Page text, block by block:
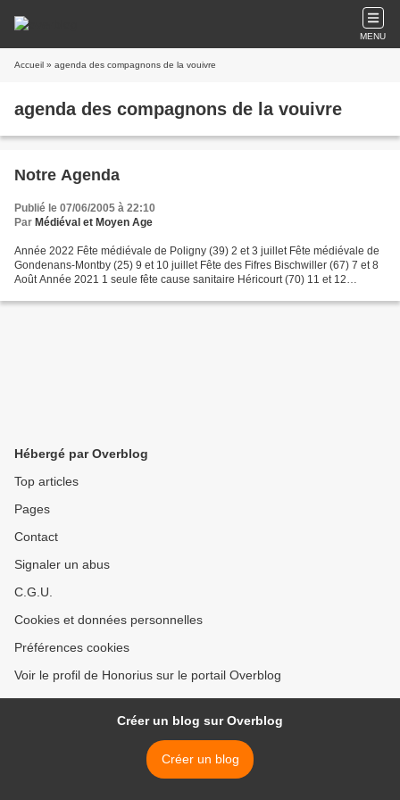
MENU
Accueil » agenda des compagnons de la vouivre
agenda des compagnons de la vouivre
Notre Agenda
Publié le 07/06/2005 à 22:10
Par Médiéval et Moyen Age
Année 2022 Fête médiévale de Poligny (39) 2 et 3 juillet Fête médiévale de
Gondenans-Montby (25) 9 et 10 juillet Fête des Fifres Bischwiller (67) 7 et 8
Août Année 2021 1 seule fête cause sanitaire Héricourt (70) 11 et 12
Hébergé par Overblog
Top articles
Pages
Contact
Signaler un abus
C.G.U.
Cookies et données personnelles
Préférences cookies
Voir le profil de Honorius sur le portail Overblog
Créer un blog sur Overblog
Créer un blog